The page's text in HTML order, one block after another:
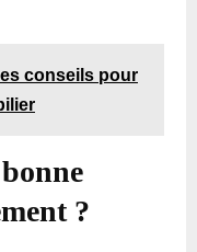
conseils pour
?